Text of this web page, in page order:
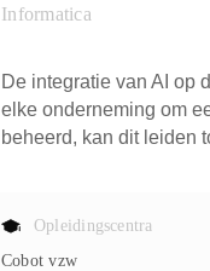
Informatica
De integratie van AI op
elke onderneming om
beheerd, kan dit leiden
Opleidingscentra
Cobot vzw